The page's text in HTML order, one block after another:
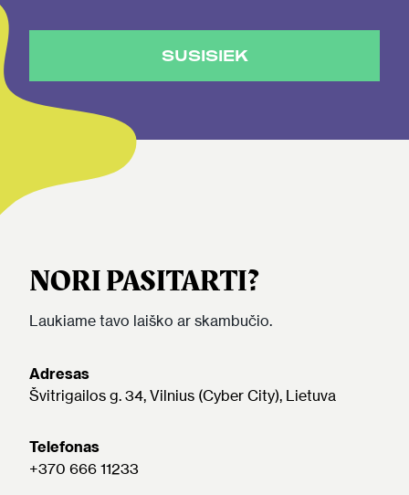
SUSISIEK
NORI PASITARTI?
Laukiame tavo laiško ar skambučio.
Adresas
Švitrigailos g. 34, Vilnius (Cyber City), Lietuva
Telefonas
+370 666 11233